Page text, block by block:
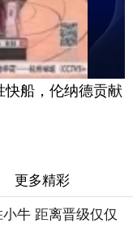
快船，伦纳德贡献
更多精彩
牛 距离晋级仅仅